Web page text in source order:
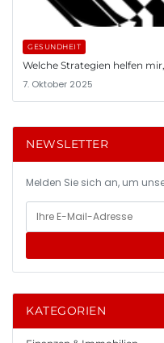
GESUNDHEIT
Welche Strategien helfen
7. Oktober 2025
NEWSLETTER
Melden Sie sich an, um
KATEGORIEN